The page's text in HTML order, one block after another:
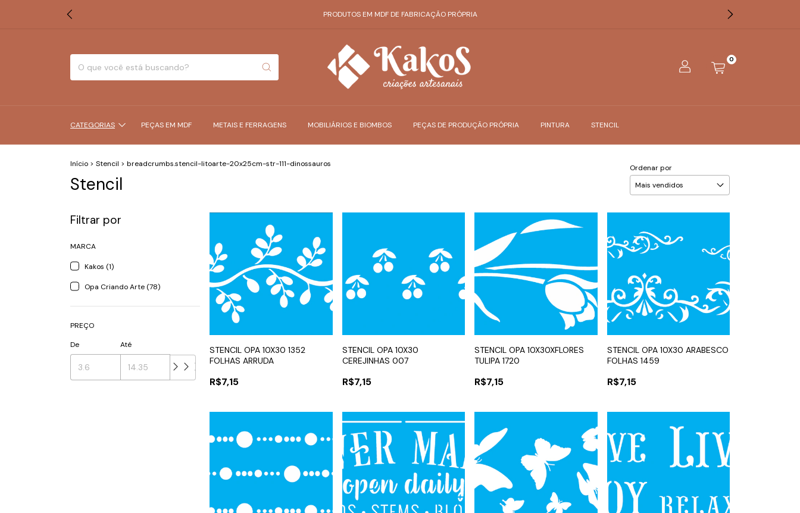
PRODUTOS EM MDF DE FABRICAÇÃO PRÓPRIA
0
CATEGORIAS PEÇAS EM MDF METAIS E FERRAGENS MOBILIÁRIOS E BIOMBOS PEÇAS DE PRODUÇÃO PRÓPRIA PINTURA STENCIL
Início > Stencil > breadcrumbs.stencil-litoarte-20x25cm-str-111-dinossauros
Stencil
Ordenar por
Filtrar por
MARCA
Kakos (1)
Opa Criando Arte (78)
PREÇO
De
Até
STENCIL OPA 10X30 1352
FOLHAS ARRUDA
R$7,15
STENCIL OPA 10X30
CEREJINHAS 007
R$7,15
STENCIL OPA 10X30XFLORES
TULIPA 1720
R$7,15
STENCIL OPA 10X30 ARABESCO
FOLHAS 1459
R$7,15